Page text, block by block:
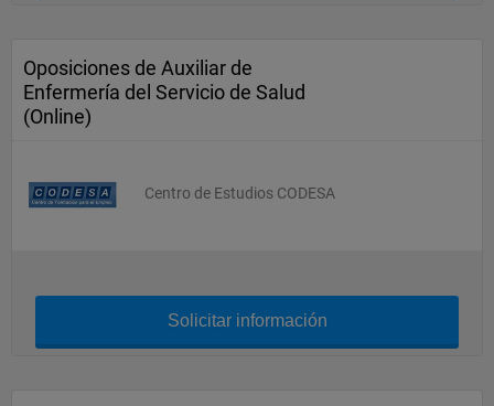
Oposiciones de Auxiliar de
Enfermería del Servicio de Salud
(Online)
Centro de Estudios CODESA
Solicitar información